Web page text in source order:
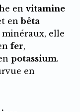
en vitamine
enbêta
elle
fer,
potassium.
en